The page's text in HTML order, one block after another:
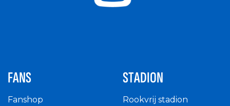
FANS
Fanshop
STADION
Rookvrij stadion